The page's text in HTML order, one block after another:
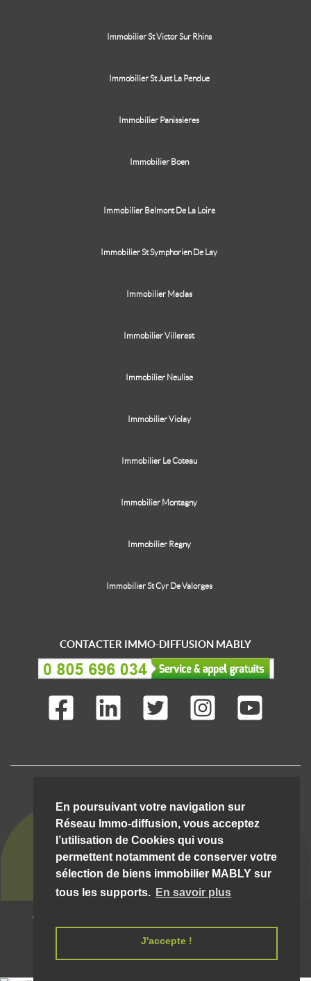
En poursuivant votre navigation sur
Réseau Immo-diffusion, vous acceptez
l’utilisation de Cookies qui vous
permettent notamment de conserver votre
sélection de biens immobilier MABLY sur
tous les supports. En savoir plus
J'accepte !
Immobilier St Victor Sur Rhins
Immobilier St Just La Pendue
Immobilier Panissieres
Immobilier Boen
Immobilier Belmont De La Loire
Immobilier St Symphorien De Lay
Immobilier Maclas
Immobilier Villerest
Immobilier Neulise
Immobilier Violay
Immobilier Le Coteau
Immobilier Montagny
Immobilier Regny
Immobilier St Cyr De Valorges
CONTACTER IMMO-DIFFUSION MABLY
© Immo-Diffusion Mably